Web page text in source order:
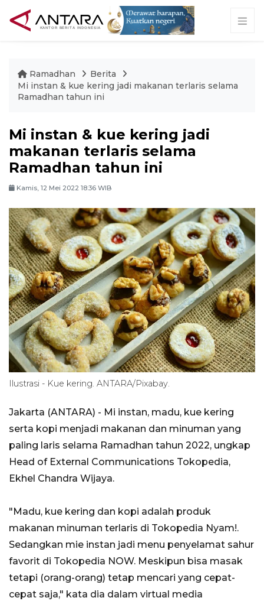
Ramadhan
Berita
Mi instan & kue kering jadi makanan terlaris selama
Ramadhan tahun ini
Mi instan & kue kering jadi
makanan terlaris selama
Ramadhan tahun ini
Kamis, 12 Mei 2022 18:36 WIB
Ilustrasi - Kue kering. ANTARA/Pixabay.
Jakarta (ANTARA) - Mi instan, madu, kue kering
serta kopi menjadi makanan dan minuman yang
paling laris selama Ramadhan tahun 2022, ungkap
Head of External Communications Tokopedia,
Ekhel Chandra Wijaya.
"Madu, kue kering dan kopi adalah produk
makanan minuman terlaris di Tokopedia Nyam!.
Sedangkan mie instan jadi menu penyelamat sahur
favorit di Tokopedia NOW. Meskipun bisa masak
tetapi (orang-orang) tetap mencari yang cepat-
cepat saja," kata dia dalam virtual media